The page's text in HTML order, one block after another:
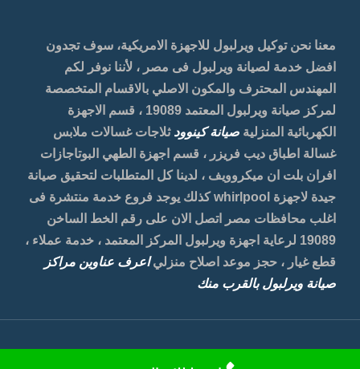
معنا نحن توكيل ويرلبول للاجهزة الامريكية، سوف تجدون
افضل خدمة لصيانة ويرلبول فى مصر ، لأننا نوفر لكم
المهندس المحترف والمكون الاصلي بالاقسام المتخصصة
لمركز صيانة ويرلبول المعتمد 19089 ، قسم الاجهزة
الكهربائية المنزلية صيانة كينوود ثلاجات غسالات ملابس
غسالة اطباق ديب فريزر ، قسم اجهزة الطهي البوتاجازات
افران بلت ان ميكروويف ، لدينا كل المتطلبات لتحقيق صيانة
جيدة لاجهزة whirlpool كذلك يوجد فروع خدمة منتشرة فى
اغلب محافظات مصر اتصل الان على رقم الخط الساخن
19089 لرعاية اجهزة ويرلبول المركز المعتمد ، خدمة عملاء ،
قطع غيار ، حجز موعد اصلاح منزلياعرف عناوين مراكز
صيانة ويرلبول بالقرب منك